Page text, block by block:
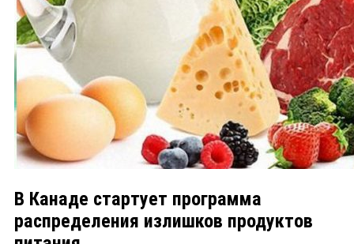
В Канаде стартует программа
распределения излишков продуктов